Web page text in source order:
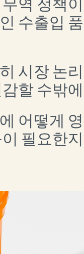
수출입
시장 논
할 수밖
어떻게
필요한